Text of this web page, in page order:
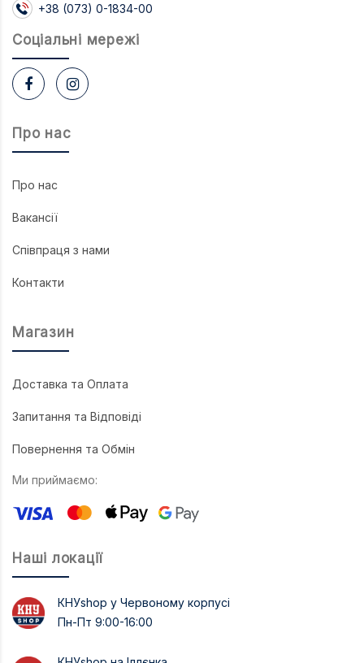
Про нас
Про нас
Вакансії
Співпраця з нами
Контакти
Магазин
Доставка та Оплата
Запитання та Відповіді
Повернення та Обмін
Ми приймаємо:
Наші локації
КНУshop у Червоному корпусі
Пн-Пт 9:00-16:00
+38 (073) 0-1834-00
Соцiальнi мережi